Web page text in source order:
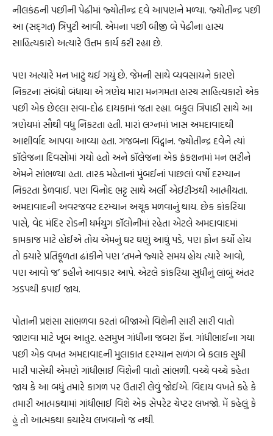
નીલકંઠની પછીની પેઢીમાં જ્યોતીન્દ્ર દવે આપણને મળ્યા. જ્યોતીન્દ્ર પછી
આ (સદ્ગત) ત્રિપુટી આવી. એમના પછી બીજી બે પેઢીના હાસ્ય
સાહિત્યકારો અત્યારે ઉત્તમ કાર્ય કરી રહ્યા છે.
પણ અત્યારે મન ખાટું થઈ ગયું છે. જેમની સાથે વ્યવસાયને કારણે
નિકટના સંબંધો બંધાયા એ ત્રણેય મારા મનગમતા હાસ્ય સાહિત્યકારો એક
પછી એક છેલ્લા સવા-દોઢ દાયકામાં જતા રહ્યા. બકુલ ત્રિપાઠી સાથે આ
ત્રણેયમાં સૌથી વધુ નિકટતા હતી. મારાં લગ્નમાં ખાસ અમદાવાદથી
આશીર્વાદ આપવા આવ્યા હતા. ગજબના વિદ્વાન. જ્યોતીન્દ્ર દવેને ત્યાં
કૉલેજના દિવસોમાં ગયો હતો અને કૉલેજના એક ફંકશનમાં મન ભરીને
એમને સાંભળ્યા હતા. તારક મહેતાનાં મુંબઈનાં પાછલાં વર્ષો દરમ્યાન
નિકટતા કેળવાઈ. પણ વિનોદ ભટ્ટ સાથે અર્લી એઈટીઝથી આત્મીયતા.
અમદાવાદની અવરજવર દરમ્યાન અચૂક મળવાનું થાય. છેક કાંકરિયા
પાસે, વેદ મંદિર રોડની ધર્મયુગ કૉલોનીમાં રહેતા એટલે અમદાવાદમાં
કામકાજ માટે હોઈએ તોય એમનું ઘર ઘણું આઘું પડે, પણ ફોન કર્યો હોય
તો ક્યારે પ્રતિકૂળતા ઢાંકીને પણ ‘તમને જ્યારે સમય હોય ત્યારે આવો,
પણ આવો જ’ કહીને આવકાર આપે. એટલે કાંકરિયા સુધીનું લાંબું અંતર
ઝડપથી કપાઈ જાય.
પોતાની પ્રશંસા સાંભળવા કરતાં બીજાઓ વિશેની સારી સારી વાતો
જાણવા માટે ખૂબ આતુર. હસમુખ ગાંધીના જબરા ફૅન. ગાંધીભાઈના ગયા
પછી એક વખત અમદાવાદની મુલાકાત દરમ્યાન સળંગ બે કલાક સુધી
મારી પાસેથી એમણે ગાંધીભાઈ વિશેની વાતો સાંભળી. વચ્ચે વચ્ચે કહેતા
જાય કે આ બધું તમારે કાગળ પર ઉતારી લેવું જોઈએ. વિદાય વખતે કહે કે
તમારી આત્મકથામાં ગાંધીભાઈ વિશે એક સેપરેટ ચેપ્ટર લખજો. મેં કહેલું કે
હું તો આત્મકથા ક્યારેય લખવાનો જ નથી.